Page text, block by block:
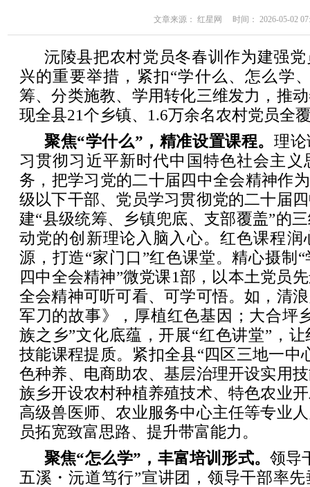
文章来源： 红星网 时间： 2026-05-02
沅陵县把农村党员冬春训作为建强
兴的重要举措，紧扣“学什么、怎么学
筹、分类施教、学用转化三维发力，推
现全县21个乡镇、1.6万余名农村党员全
聚焦“学什么”，精准设置课程。 理
习贯彻习近平新时代中国特色社会主义
务，把学习党的二十届四中全会精神作
级以下干部、党员学习贯彻党的二十届
建“县级统筹、乡镇兜底、支部覆盖”的
动党的创新理论入脑入心。红色课程润
源，打造“家门口”红色课堂。精心摄制
四中全会精神”微党课1部，以本土党员
全会精神可听可看、可学可悟。如，清
军刀的故事》，厚植红色基因；大合坪
族之乡”文化底蕴，开展“红色讲堂”，
技能课程提质。紧扣全县“四区三地一中
色种养、电商助农、基层治理开设实用
族乡开设农村种植养殖技术、特色农业
高级兽医师、农业服务中心主任等专业
员拓宽致富思路、提升带富能力。
聚焦“怎么学”，丰富培训形式。 领导
五溪・沅道笃行”宣讲团，领导干部率